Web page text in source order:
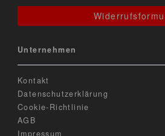
Unternehmen
Kontakt
Datenschutzerklärung
Cookie-Richtlinie
AGB
Impressum